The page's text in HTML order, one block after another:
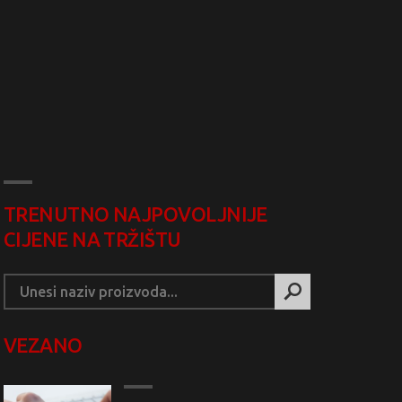
TRENUTNO NAJPOVOLJNIJE
CIJENE NA TRŽIŠTU
VEZANO